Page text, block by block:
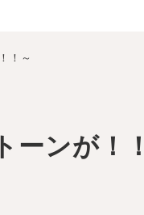
！～
ーンが